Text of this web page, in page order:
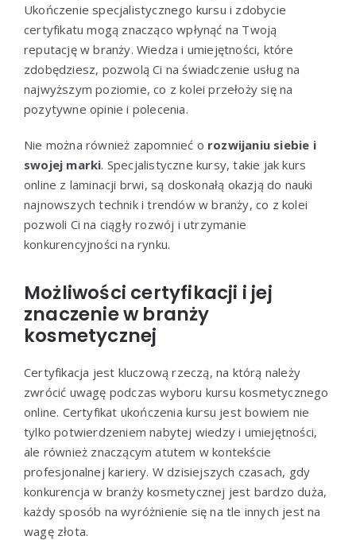
Ukończenie specjalistycznego kursu i zdobycie
certyfikatu mogą znacząco wpłynąć na Twoją
reputację w branży. Wiedza i umiejętności, które
zdobędziesz, pozwolą Ci na świadczenie usług na
najwyższym poziomie, co z kolei przełoży się na
pozytywne opinie i polecenia.
Nie można również zapomnieć o rozwijaniu siebie i
swojej marki. Specjalistyczne kursy, takie jak kurs
online z laminacji brwi, są doskonałą okazją do nauki
najnowszych technik i trendów w branży, co z kolei
pozwoli Ci na ciągły rozwój i utrzymanie
konkurencyjności na rynku.
Możliwości certyfikacji i jej
znaczenie w branży
kosmetycznej
Certyfikacja jest kluczową rzeczą, na którą należy
zwrócić uwagę podczas wyboru kursu kosmetycznego
online. Certyfikat ukończenia kursu jest bowiem nie
tylko potwierdzeniem nabytej wiedzy i umiejętności,
ale również znaczącym atutem w kontekście
profesjonalnej kariery. W dzisiejszych czasach, gdy
konkurencja w branży kosmetycznej jest bardzo duża,
każdy sposób na wyróżnienie się na tle innych jest na
wagę złota.